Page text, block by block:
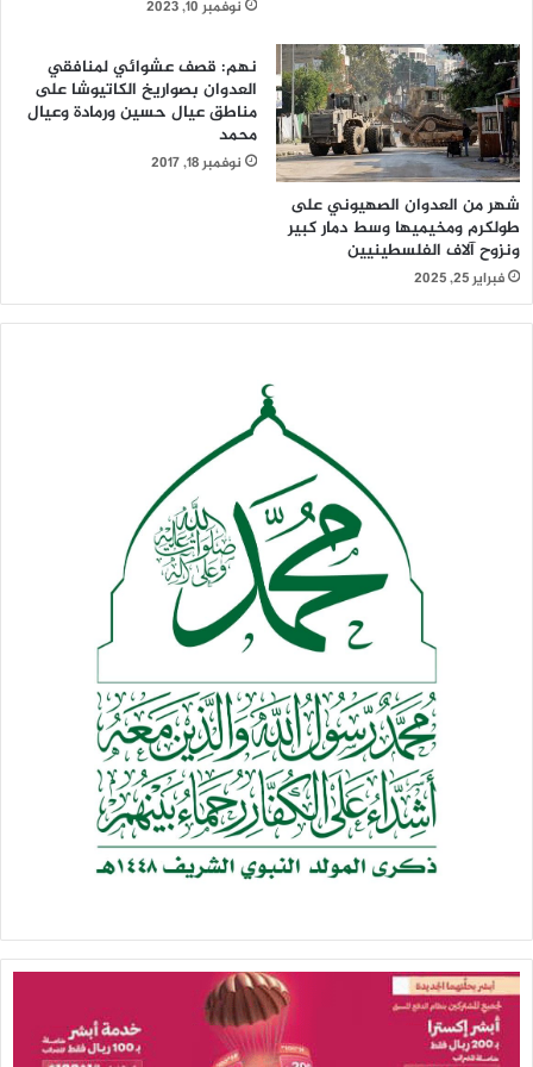
نوفمبر 10, 2023
شهر من العدوان الصهيوني على
طولكرم ومخيميها وسط دمار كبير
ونزوح آلاف الفلسطينيين
فبراير 25, 2025
نهم: قصف عشوائي لمنافقي
العدوان بصواريخ الكاتيوشا على
مناطق عيال حسين ورمادة وعيال
محمد
نوفمبر 18, 2017